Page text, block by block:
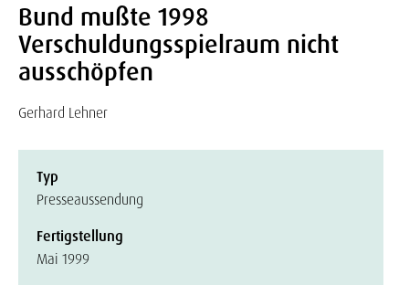
Bund mußte 1998
Verschuldungsspielraum nicht
ausschöpfen
Gerhard Lehner
Typ
Presseaussendung
Fertigstellung
Mai 1999